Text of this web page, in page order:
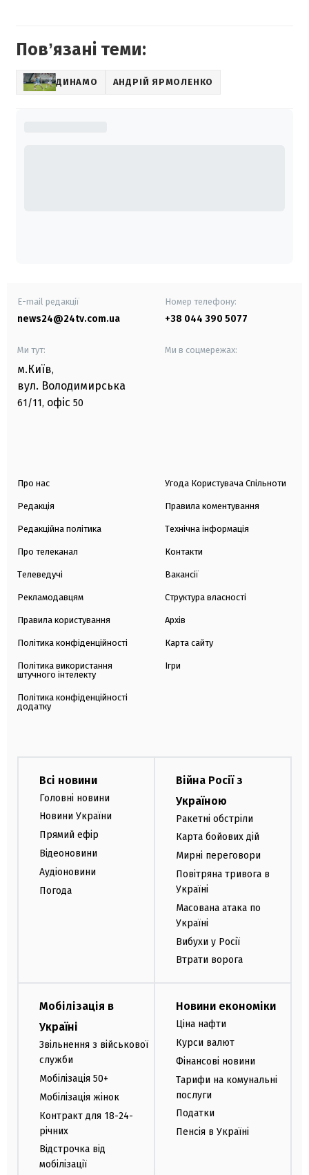
Повʼязані теми:
ДИНАМО АНДРІЙ ЯРМОЛЕНКО
E-mail редакції
news24@24tv.com.ua
Номер телефону:
+38 044 390 5077
Ми тут:
м.Київ,
вул. Володимирська
61/11, офіс 50
Ми в соцмережах:
Про нас
Редакція
Редакційна політика
Про телеканал
Телеведучі
Рекламодавцям
Правила користування
Політика конфіденційності
Політика використання
штучного інтелекту
Політика конфіденційності
додатку
Угода Користувача Спільноти
Правила коментування
Технічна інформація
Контакти
Вакансії
Структура власності
Архів
Карта сайту
Ігри
Всі новини
Головні новини
Новини України
Прямий ефір
Відеоновини
Аудіоновини
Погода
Війна Росії з
Україною
Ракетні обстріли
Карта бойових дій
Мирні переговори
Повітряна тривога в
Україні
Масована атака по
Україні
Вибухи у Росії
Втрати ворога
Мобілізація в
Україні
Звільнення з військової
служби
Мобілізація 50+
Мобілізація жінок
Контракт для 18-24-
річних
Відстрочка від
мобілізації
Новини економіки
Ціна нафти
Курси валют
Фінансові новини
Тарифи на комунальні
послуги
Податки
Пенсія в Україні